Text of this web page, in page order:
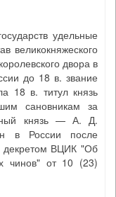
удельные
великокняжеского
двора в
до 18 в. звание
18 в. титул князь
сановникам за
князь — А. Д.
в России после
декретом ВЦИК "Об
чинов" от 10 (23)